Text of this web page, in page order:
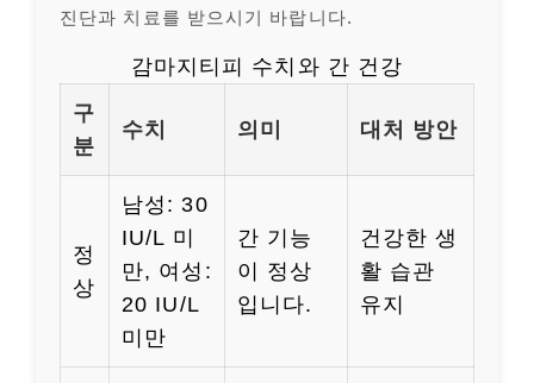
진단과 치료를 받으시기 바랍니다.
감마지티피 수치와 간 건강
구
분
수치 의미 대처 방안
정
상
남성: 30
IU/L 미
만, 여성:
20 IU/L
미만
간 기능
이 정상
입니다.
건강한 생
활 습관
유지